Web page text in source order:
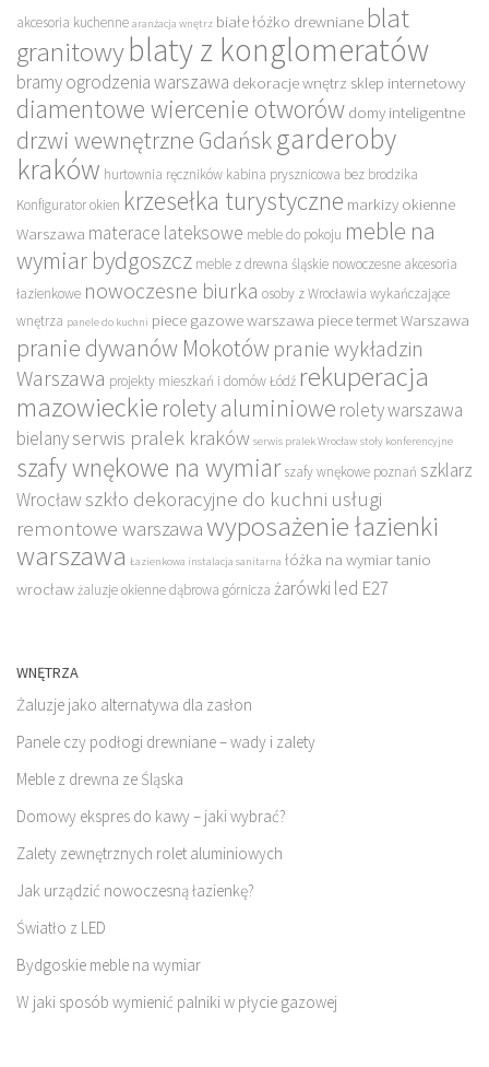
akcesoria kuchenne aranżacja wnętrz białe łóżko drewniane blat
granitowyblaty z konglomeratów
bramy ogrodzenia warszawa dekoracje wnętrz sklep internetowy
diamentowe wiercenie otworów domy inteligentne
drzwi wewnętrzne Gdańsk garderoby
kraków hurtownia ręczników kabina prysznicowa bez brodzika
Konfigurator okien krzesełka turystyczne markizy okienne
Warszawa materace lateksowe meble do pokoju meble na
wymiar bydgoszcz meble z drewna śląskie nowoczesne akcesoria
łazienkowe nowoczesne biurka osoby z Wrocławia wykańczające
wnętrza panele do kuchni piece gazowe warszawa piece termet Warszawa
pranie dywanów Mokotów pranie wykładzin
Warszawa projekty mieszkań i domów Łódź rekuperacja
mazowieckie rolety aluminiowe rolety warszawa
bielanyserwis pralek kraków serwis pralek Wrocław stoły konferencyjne
szafy wnękowe na wymiar szafy wnękowe poznań szklarz
Wrocław szkło dekoracyjne do kuchni usługi
remontowe warszawawyposażenie łazienki
warszawa Łazienkowa instalacja sanitarna łóżka na wymiar tanio
wrocławżaluzje okienne dąbrowa górnicza żarówki led E27
WNĘTRZA
Żaluzje jako alternatywa dla zasłon
Panele czy podłogi drewniane – wady i zalety
Meble z drewna ze Śląska
Domowy ekspres do kawy – jaki wybrać?
Zalety zewnętrznych rolet aluminiowych
Jak urządzić nowoczesną łazienkę?
Światło z LED
Bydgoskie meble na wymiar
W jaki sposób wymienić palniki w płycie gazowej